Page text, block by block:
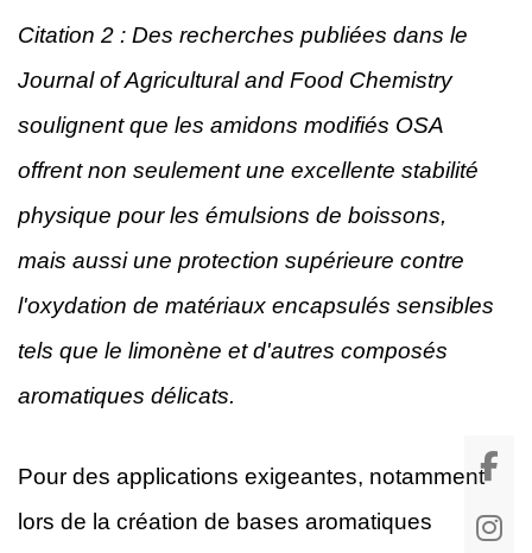
Citation 2 : Des recherches publiées dans le
Journal of Agricultural and Food Chemistry
soulignent que les amidons modifiés OSA
offrent non seulement une excellente stabilité
physique pour les émulsions de boissons,
mais aussi une protection supérieure contre
l'oxydation de matériaux encapsulés sensibles
tels que le limonène et d'autres composés
aromatiques délicats.
Pour des applications exigeantes, notamment
lors de la création de bases aromatiques